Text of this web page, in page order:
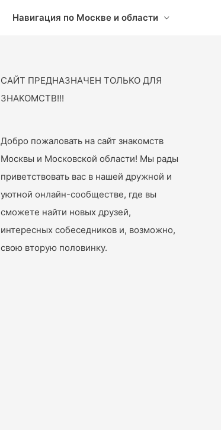
Навигация по Москве и области
САЙТ ПРЕДНАЗНАЧЕН ТОЛЬКО ДЛЯ
ЗНАКОМСТВ!!!
Добро пожаловать на сайт знакомств
Москвы и Московской области! Мы рады
приветствовать вас в нашей дружной и
уютной онлайн-сообществе, где вы
сможете найти новых друзей,
интересных собеседников и, возможно,
свою вторую половинку.